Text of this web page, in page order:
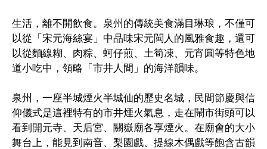
生活，離不開飲食。泉州的傳統美食滿目琳琅，不僅可
以從「宋元海絲宴」中品味宋元閩人的風雅食趣，還可
以從麵線糊、肉粽、蚵仔煎、土筍凍、元宵圓等特色地
道小吃中，領略「市井人間」的海洋韻味。
泉州，一座半城煙火半城仙的歷史名城，民間節慶與信
仰儀式是這裡特有的市井煙火氣息，走在鬧市街頭可以
看到開元寺、天后宮、關嶽廟各享煙火。在廟會的大小
舞台上，能見到南音、梨園戲、提線木偶戲等飽含古韻